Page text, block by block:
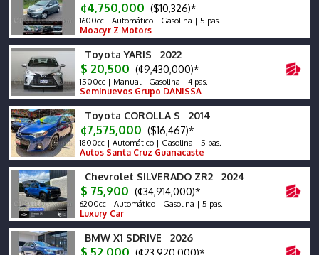
¢4,750,000 ($10,326)*
1600cc | Automático | Gasolina | 5 pas.
Moacyr Z Motors
Toyota YARIS 2022
$ 20,500 (¢9,430,000)*
1500cc | Manual | Gasolina | 4 pas.
Seminuevos Grupo DANISSA
Toyota COROLLA S 2014
¢7,575,000 ($16,467)*
1800cc | Automático | Gasolina | 5 pas.
Autos Santa Cruz Guanacaste
Chevrolet SILVERADO ZR2 2024
$ 75,900 (¢34,914,000)*
6200cc | Automático | Gasolina | 5 pas.
Luxury Car
BMW X1 SDRIVE 2026
$ 52,000 (¢23,920,000)*